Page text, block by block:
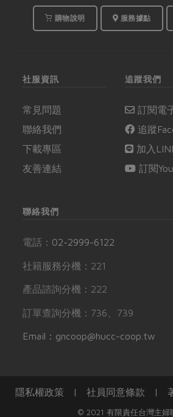
購物說明 服務據點
社服資訊
常見問題
聯絡我們
下載專區
友善連結
追蹤我們
訂閱電
追蹤
加入
訂閱
聯絡我們
電話： 02-2999-6122
社籍服務分機：221
產品諮詢分機：222
訂單查詢分機：736、739
Email：gncoop@hucc-coop.tw
隱私權政策 | 社員同意條款 |
© 2021 有限責任台灣主婦